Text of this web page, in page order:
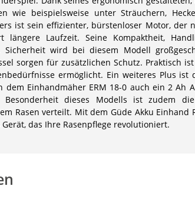
wie beispielsweise unter Sträuchern,
ist sein effizienter, bürstenloser Motor, der
Laufzeit. Seine Kompaktheit,
wird bei diesem Modell
sorgen für zusätzlichen Schutz. Praktisch
ermöglicht. Ein weiteres Plus ist
Einhandmäher ERM 18-0 auch ein 2 Ah
Besonderheit dieses Modells ist zudem
Rasen verteilt. Mit dem Güde Akku Einhand
das Ihre Rasenpflege revolutioniert.